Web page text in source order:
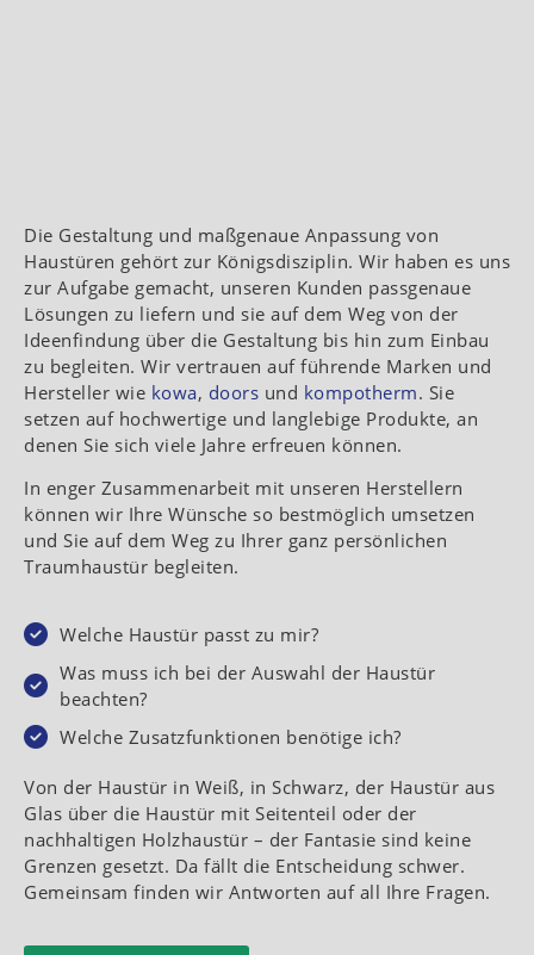
Die Gestaltung und maßgenaue Anpassung von
Haustüren gehört zur Königsdisziplin. Wir haben es uns
zur Aufgabe gemacht, unseren Kunden passgenaue
Lösungen zu liefern und sie auf dem Weg von der
Ideenfindung über die Gestaltung bis hin zum Einbau
zu begleiten. Wir vertrauen auf führende Marken und
Hersteller wie kowa, doors und kompotherm. Sie
setzen auf hochwertige und langlebige Produkte, an
denen Sie sich viele Jahre erfreuen können.
In enger Zusammenarbeit mit unseren Herstellern
können wir Ihre Wünsche so bestmöglich umsetzen
und Sie auf dem Weg zu Ihrer ganz persönlichen
Traumhaustür begleiten.
Welche Haustür passt zu mir?
Was muss ich bei der Auswahl der Haustür
beachten?
Welche Zusatzfunktionen benötige ich?
Von der Haustür in Weiß, in Schwarz, der Haustür aus
Glas über die Haustür mit Seitenteil oder der
nachhaltigen Holzhaustür – der Fantasie sind keine
Grenzen gesetzt. Da fällt die Entscheidung schwer.
Gemeinsam finden wir Antworten auf all Ihre Fragen.